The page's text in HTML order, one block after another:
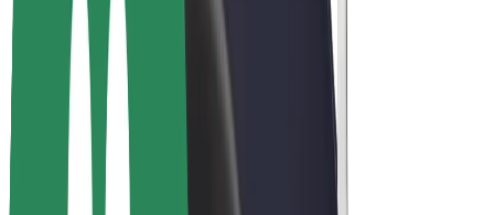
Řidiči
Výdělky řidiče
Kurýři
Výdělky kurýra